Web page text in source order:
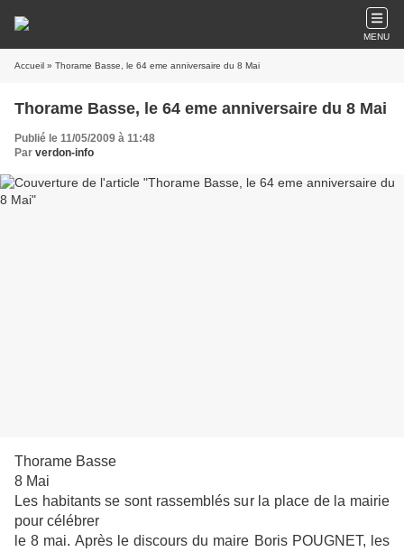
MENU
Accueil » Thorame Basse, le 64 eme anniversaire du 8 Mai
Thorame Basse, le 64 eme anniversaire du 8 Mai
Publié le 11/05/2009 à 11:48
Par verdon-info
Thorame Basse
8 Mai
Les habitants se sont rassemblés sur la place de la mairie
pour célébrer
le 8 mai. Après le discours du maire Boris POUGNET, les